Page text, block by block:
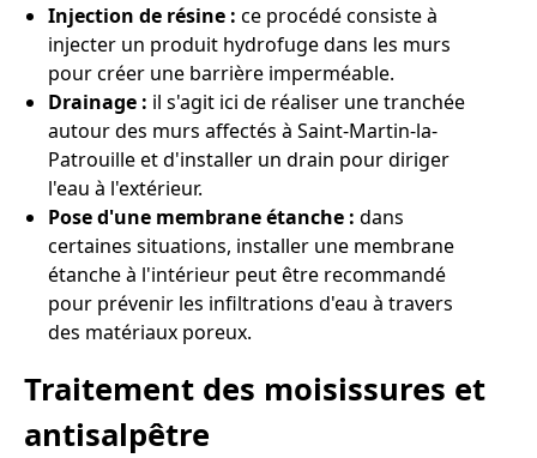
Injection de résine : ce procédé consiste à
injecter un produit hydrofuge dans les murs
pour créer une barrière imperméable.
Drainage : il s'agit ici de réaliser une tranchée
autour des murs affectés à Saint-Martin-la-
Patrouille et d'installer un drain pour diriger
l'eau à l'extérieur.
Pose d'une membrane étanche : dans
certaines situations, installer une membrane
étanche à l'intérieur peut être recommandé
pour prévenir les infiltrations d'eau à travers
des matériaux poreux.
Traitement des moisissures et
antisalpêtre